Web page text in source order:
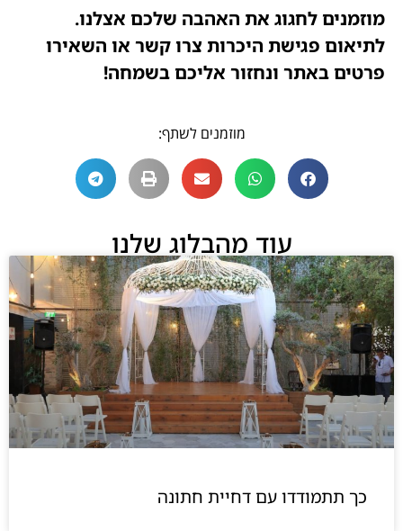
מוזמנים לחגוג את האהבה שלכם אצלנו.
לתיאום פגישת היכרות צרו קשר או השאירו
פרטים באתר ונחזור אליכם בשמחה!
מוזמנים לשתף:
עוד מהבלוג שלנו
כך תתמודדו עם דחיית חתונה